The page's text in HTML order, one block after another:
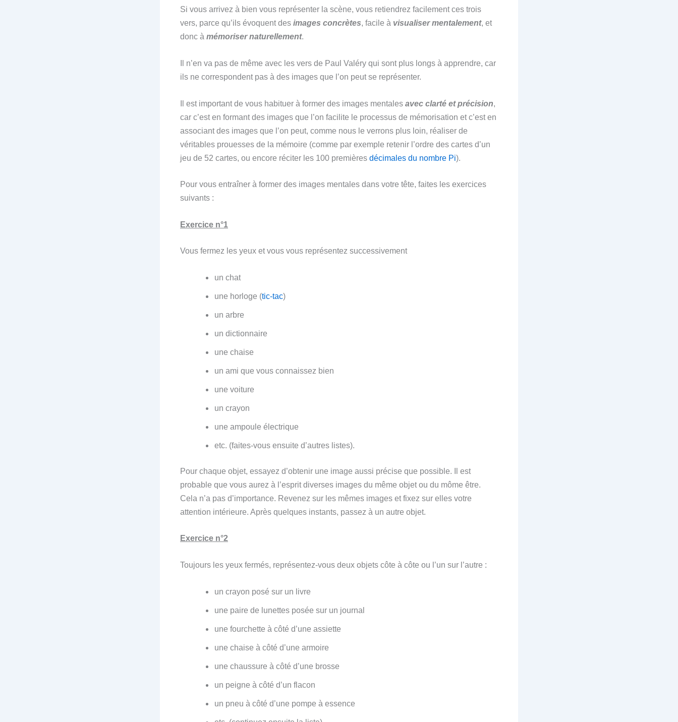
Si vous arrivez à bien vous représenter la scène, vous retiendrez facilement ces trois
vers, parce qu’ils évoquent des images concrètes, facile à visualiser mentalement, et
donc à mémoriser naturellement.
Il n’en va pas de même avec les vers de Paul Valéry qui sont plus longs à apprendre, car
ils ne correspondent pas à des images que l’on peut se représenter.
Il est important de vous habituer à former des images mentales avec clarté et précision,
car c’est en formant des images que l’on facilite le processus de mémorisation et c’est en
associant des images que l’on peut, comme nous le verrons plus loin, réaliser de
véritables prouesses de la mémoire (comme par exemple retenir l’ordre des cartes d’un
jeu de 52 cartes, ou encore réciter les 100 premières décimales du nombre Pi).
Pour vous entraîner à former des images mentales dans votre tête, faites les exercices
suivants :
Exercice n°1
Vous fermez les yeux et vous vous représentez successivement
un chat
une horloge (tic-tac)
un arbre
un dictionnaire
une chaise
un ami que vous connaissez bien
une voiture
un crayon
une ampoule électrique
etc. (faites-vous ensuite d’autres listes).
Pour chaque objet, essayez d’obtenir une image aussi précise que possible. Il est
probable que vous aurez à l’esprit diverses images du même objet ou du môme être.
Cela n’a pas d’importance. Revenez sur les mêmes images et fixez sur elles votre
attention intérieure. Après quelques instants, passez à un autre objet.
Exercice n°2
Toujours les yeux fermés, représentez-vous deux objets côte à côte ou l’un sur l’autre :
un crayon posé sur un livre
une paire de lunettes posée sur un journal
une fourchette à côté d’une assiette
une chaise à côté d’une armoire
une chaussure à côté d’une brosse
un peigne à côté d’un flacon
un pneu à côté d’une pompe à essence